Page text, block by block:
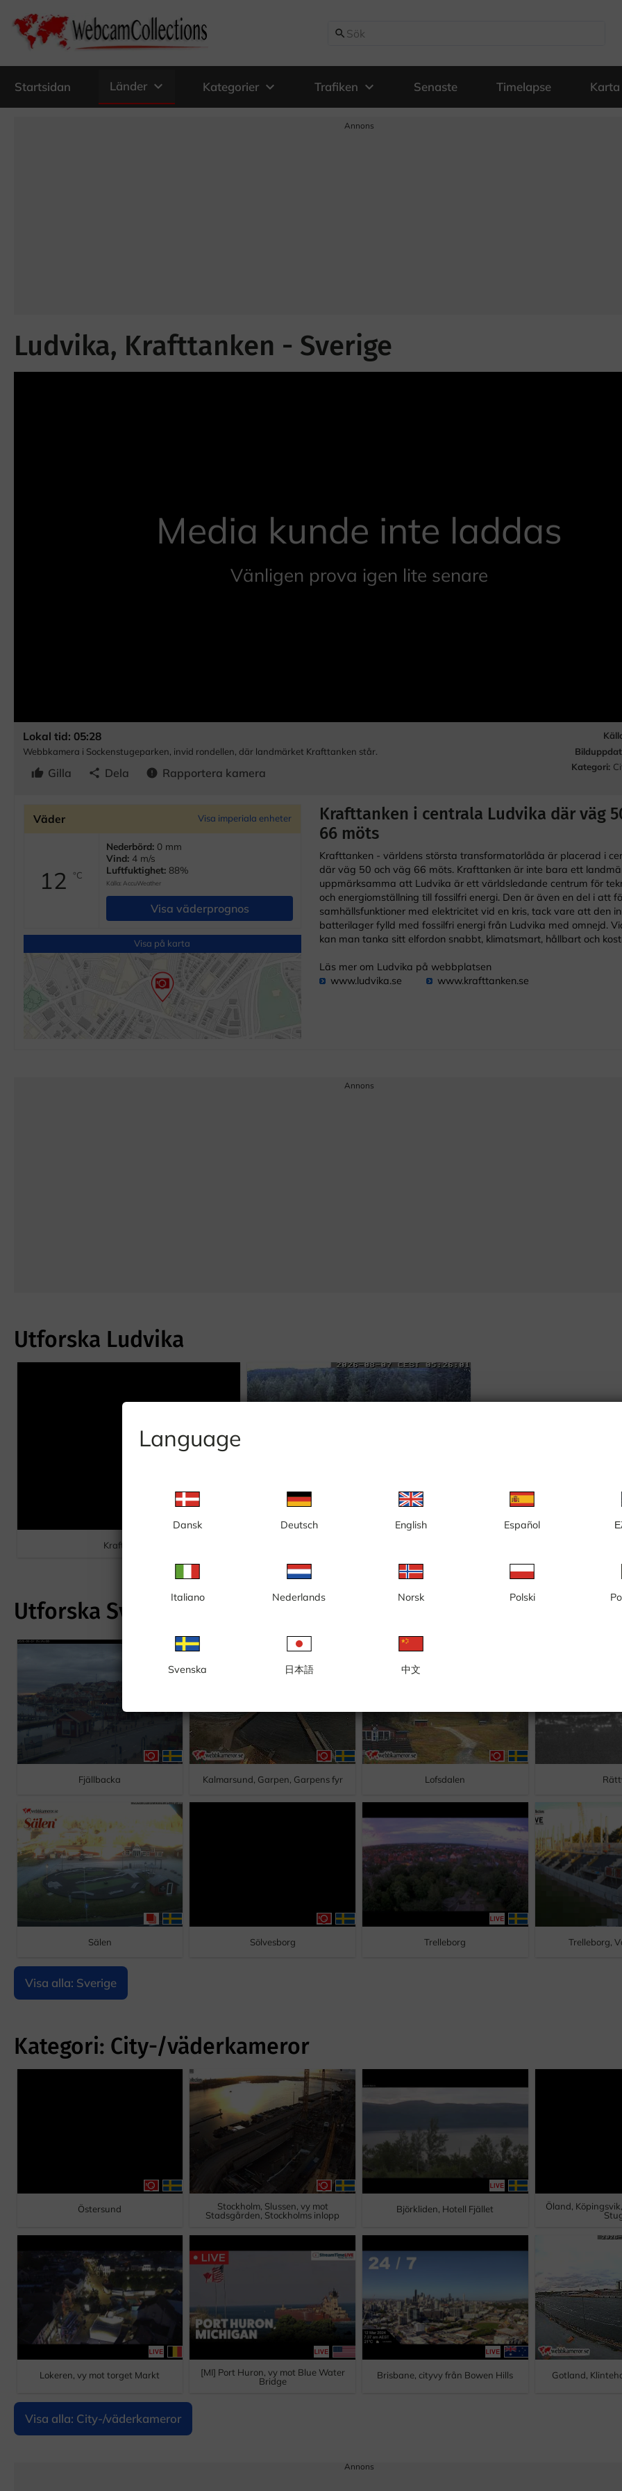
Language
Dansk Deutsch English Español
Italiano Nederlands Norsk Polski
Svenska 日本語 中文
search
Startsidan Länder expand_more Kategorier expand_more Trafiken expand_more Senaste Timelapse Karta
Annons
Ludvika, Krafttanken - Sverige
Media kunde inte laddas
Vänligen prova igen lite senare
Lokal tid: 05:28
Webbkamera i Sockenstugeparken, invid rondellen, där landmärket Krafttanken står.
thumb_up Gilla share Dela error Rapportera kamera
Kategori:
Väder Visa imperiala enheter
12°C
Nederbörd: 0 mm
Vind: 4 m/s
Luftfuktighet: 88%
Källa: AccuWeather
Visa väderprognos
Visa på karta
Krafttanken i centrala Ludvika där väg
66 möts
Krafttanken - världens största transformatorlåda är placerad i
där väg 50 och väg 66 möts. Krafttanken är inte bara ett
uppmärksamma att Ludvika är ett världsledande centrum för
och energiomställning till fossilfri energi. Den är även en del i att
samhällsfunktioner med elektricitet vid en kris, tack vare att den
batterilager fylld med fossilfri energi från Ludvika med omnejd.
kan man tanka sitt elfordon snabbt, klimatsmart, hållbart och
Läs mer om Ludvika på webbplatsen
www.ludvika.se
www.krafttanken.se
Annons
Utforska Ludvika
Krafttanken
Utforska Sverige
Fjällbacka Kalmarsund, Garpen, Garpens fyr Lofsdalen
Sälen Sölvesborg Trelleborg Trelleborg,
Visa alla: Sverige
Kategori: City-/väderkameror
Östersund
Stockholm, Slussen, vy mot
Stadsgården, Stockholms inlopp
Björkliden, Hotell Fjället
Öland,
Lokeren, vy mot torget Markt
[MI] Port Huron, vy mot Blue Water
Bridge
Brisbane, cityvy från Bowen Hills Gotland,
Visa alla: City-/väderkameror
Annons